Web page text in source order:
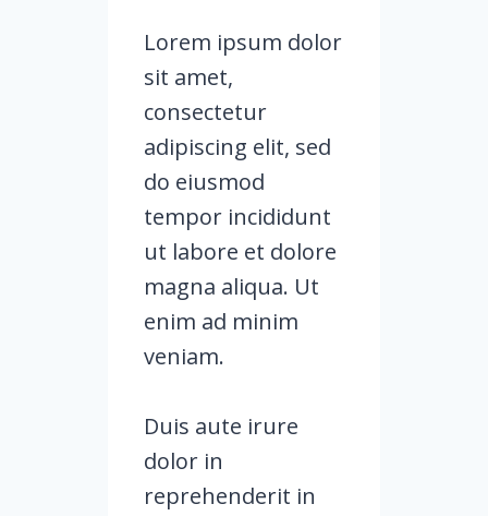
Lorem ipsum dolor
sit amet,
consectetur
adipiscing elit, sed
do eiusmod
tempor incididunt
ut labore et dolore
magna aliqua. Ut
enim ad minim
veniam.
Duis aute irure
dolor in
reprehenderit in